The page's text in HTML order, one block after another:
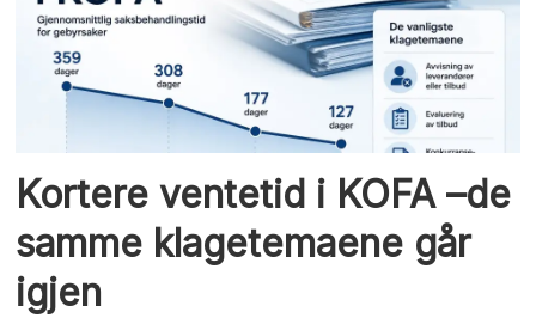
Kortere ventetid i KOFA –de
samme klagetemaene går
igjen